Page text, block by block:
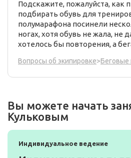
Подскажите, пожалуйста, как
подбирать обувь для
полумарафона посинели
ногах, хотя обувь не жала, не
хотелось бы повторения, а
Вопросы об экипировке>Беговые
Вы можете начать
Кульковым
Индивидуальное ведение